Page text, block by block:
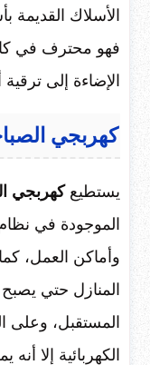
الأسلاك القديمة
فهو محترف في
الإضاءة إلى
كهربجي
يستطيعكهربجي
الموجودة في نظام
وأماكن العمل،
المنازل حتي
المستقبل، وعلى
الكهربائية إلا